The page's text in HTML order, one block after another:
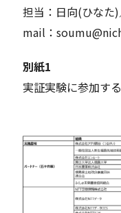
担当：日向(ひなた
mail：
別紙1
実証実験に参加す